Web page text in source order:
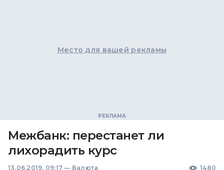
Место для вашей рекламы
Межбанк: перестанет ли
лихорадить курс
13.06.2019, 09:17 — Валюта 1480